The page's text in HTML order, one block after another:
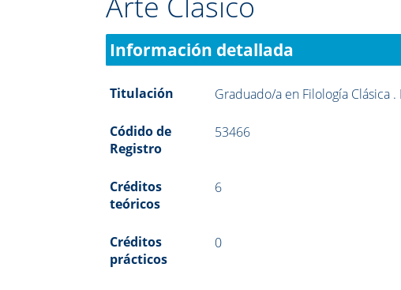
Información detallada
Titulación Graduado/a en Filología Clásica .
Códido de
Registro
53466
Créditos
teóricos
6
Créditos
prácticos
0